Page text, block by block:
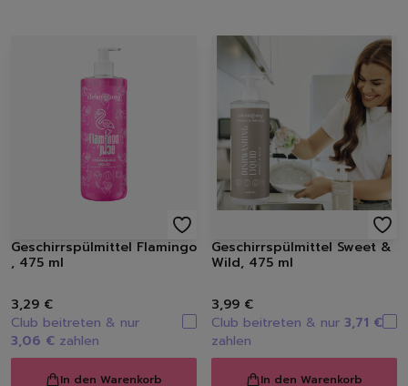
Müllbeutel | Eimer
Haushaltspapier
Tücher | Schwämme |
Mikrofaser-Tücher
Schwämme |
Feuchttücher
Bürsten
Geschirrspülmittel Flamingo
, 475 ml
3,29 €
Club beitreten & nur
3,06 € zahlen
In den Warenkorb
Geschirrspülmittel Sweet &
Wild, 475 ml
3,99 €
Club beitreten & nur 3,71 €
zahlen
In den Warenkorb